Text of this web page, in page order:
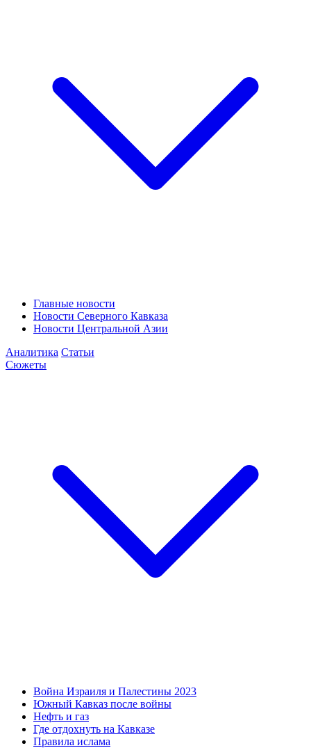
Главные новости
Новости Северного Кавказа
Новости Центральной Азии
Аналитика Статьи
Сюжеты
Война Израиля и Палестины 2023
Южный Кавказ после войны
Нефть и газ
Где отдохнуть на Кавказе
Правила ислама